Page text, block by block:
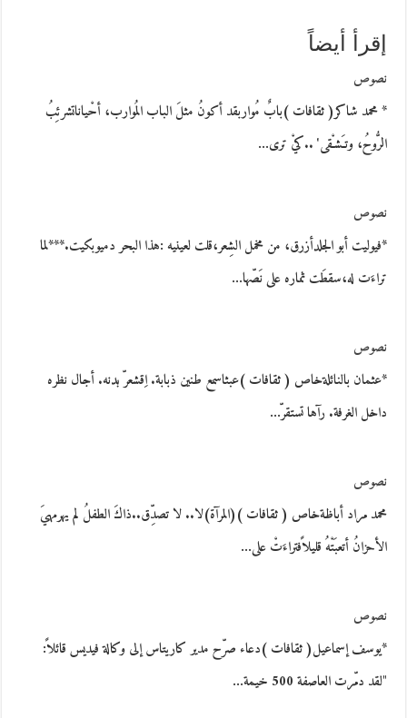
إقرأ أيضاً
نصوص
* محمد شاكر( ثقافات )بابٌ مُواربقد أكونُ مثلَ الباب المُوارب، أحْياناتشرئِبُ
الرُّوحُ، وتـَشـْقى' ..كيْ ترى…
نصوص
*فيوليت أبو الجلدأزرق، من مخمل الشِعر،قلت لعينيه :هذا البحر دميوبكيت.***لما
تراءَت له،سقطَت ثماره على نَصّها…
نصوص
*عثمان بالنائلةخاص ( ثقافات )عبثاسمع طنين ذبابة. اِقشعرّ بدنه. أجال نظره
داخل الغرفة. رآها تستقرّ…
نصوص
محمد مراد أباظةخاص ( ثقافات )(المرآة)لا.. لا تصدِّق..ذاكَ الطفلُ لم يهرمهيَ
الأحزانُ أتعبَتْهُ قليلاًفتراءَتْ على…
نصوص
*يوسف إسماعيل( ثقافات )دعاء صرّح مدير كاريتاس إلى وكالة فيديس قائلاً:
"لقد دمّرت العاصفة 500 خيمة…